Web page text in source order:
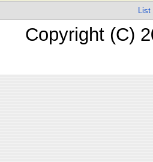
List
Copyright (C)